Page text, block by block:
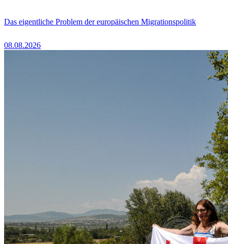
Das eigentliche Problem der europäischen Migrationspolitik
08.08.2026